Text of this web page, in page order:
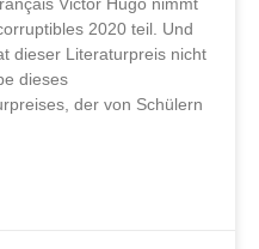
2020 teil. Und
dieser Literaturpreis nicht
dieses
der von Schülern